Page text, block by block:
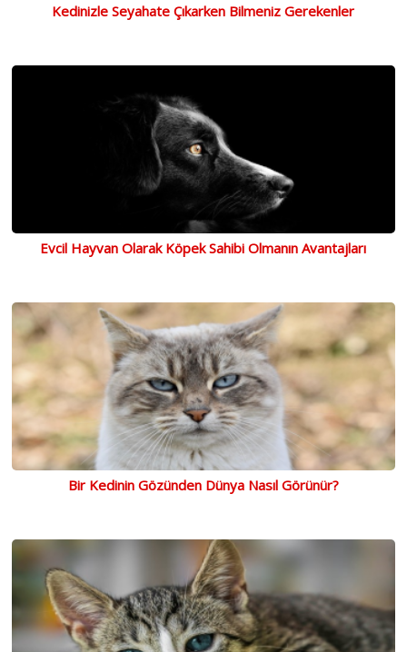
Kedinizle Seyahate Çıkarken Bilmeniz Gerekenler
Evcil Hayvan Olarak Köpek Sahibi Olmanın Avantajları
Bir Kedinin Gözünden Dünya Nasıl Görünür?